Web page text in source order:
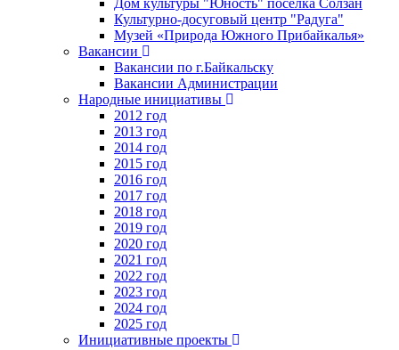
Культурно-досуговый центр "Радуга"
Музей «Природа Южного Прибайкалья»
Вакансии
Вакансии по г.Байкальску
Вакансии Администрации
Народные инициативы
2012 год
2013 год
2014 год
2015 год
2016 год
2017 год
2018 год
2019 год
2020 год
2021 год
2022 год
2023 год
2024 год
2025 год
Инициативные проекты